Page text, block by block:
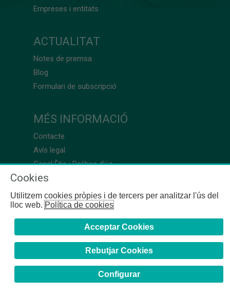
Empreses i entitats
ACTUALITAT
Notes de premsa
Blog
Formulari de subscripció
MÉS INFORMACIÓ
Contacte
Avís legal
Canal Ètic i Política d’ús
Cookies
Utilitzem cookies pròpies i de tercers per analitzar l'ús del
lloc web.Política de cookies
Acceptar Cookies
Rebutjar Cookies
Configurar